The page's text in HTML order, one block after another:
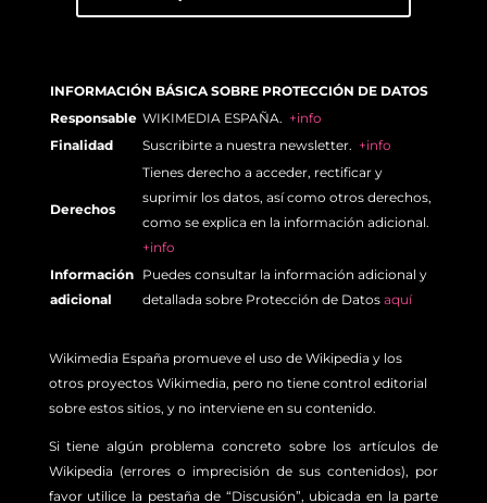
INFORMACIÓN BÁSICA SOBRE PROTECCIÓN DE DATOS
Responsable WIKIMEDIA ESPAÑA. +info
Finalidad
Suscribirte a nuestra newsletter. +info
Derechos
Tienes derecho a acceder, rectificar y
suprimir los datos, así como otros derechos,
como se explica en la información adicional.
+info
Información
adicional
Puedes consultar la información adicional y
detallada sobre Protección de Datos aquí
Wikimedia España promueve el uso de Wikipedia y los
otros proyectos Wikimedia, pero no tiene control editorial
sobre estos sitios, y no interviene en su contenido.
Si tiene algún problema concreto sobre los artículos de
Wikipedia (errores o imprecisión de sus contenidos), por
favor utilice la pestaña de “Discusión”, ubicada en la parte